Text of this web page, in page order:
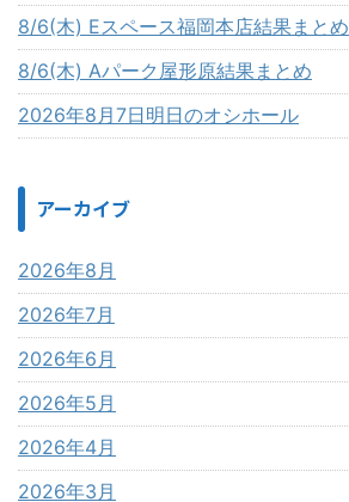
8/6(木) Eスペース福岡本店結果まとめ
8/6(木) Aパーク屋形原結果まとめ
2026年8月7日明日のオシホール
アーカイブ
2026年8月
2026年7月
2026年6月
2026年5月
2026年4月
2026年3月